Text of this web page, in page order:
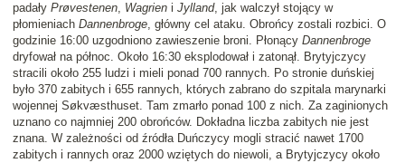
padały Prøvestenen, Wagrien i Jylland, jak walczył stojący w
płomieniach Dannenbroge, główny cel ataku. Obrońcy zostali rozbici. O
godzinie 16:00 uzgodniono zawieszenie broni. Płonący Dannenbroge
dryfował na północ. Około 16:30 eksplodował i zatonął. Brytyjczycy
stracili około 255 ludzi i mieli ponad 700 rannych. Po stronie duńskiej
było 370 zabitych i 655 rannych, których zabrano do szpitala marynarki
wojennej Søkvæsthuset. Tam zmarło ponad 100 z nich. Za zaginionych
uznano co najmniej 200 obrońców. Dokładna liczba zabitych nie jest
znana. W zależności od źródła Duńczycy mogli stracić nawet 1700
zabitych i rannych oraz 2000 wziętych do niewoli, a Brytyjczycy około